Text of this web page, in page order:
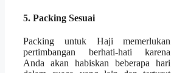
5. Packing Sesuai
Packing untuk Haji memerlukan
pertimbangan berhati-hati karena
Anda akan habiskan beberapa hari